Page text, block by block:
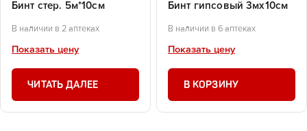
Бинт стер. 5м*10см
В наличии в 2 аптеках
Показать цену
ЧИТАТЬ ДАЛЕЕ
Бинт гипсовый 3мх10см
В наличии в 6 аптеках
Показать цену
В КОРЗИНУ